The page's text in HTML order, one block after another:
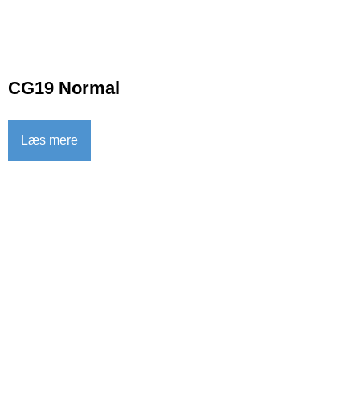
CG19 Normal
Læs mere